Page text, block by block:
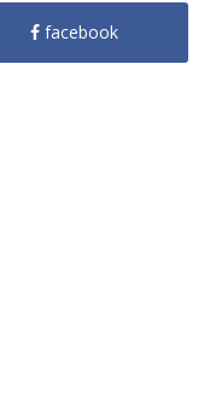
facebook